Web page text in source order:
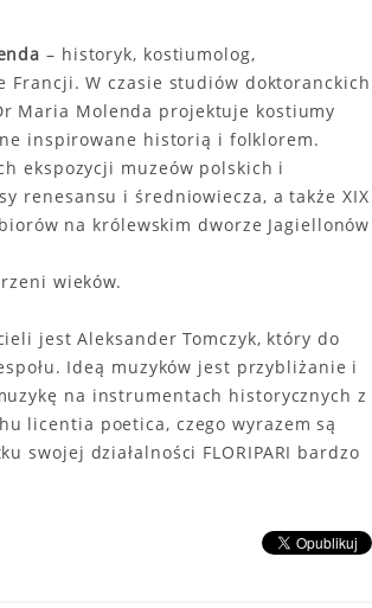
– historyk, kostiumolog,
Francji. W czasie studiów doktoranckich
Maria Molenda projektuje kostiumy
inspirowane historią i folklorem.
ekspozycji muzeów polskich i
renesansu i średniowiecza, a także XIX
na królewskim dworze Jagiellonów
wieków.
jest Aleksander Tomczyk, który do
Ideą muzyków jest przybliżanie i
na instrumentach historycznych z
licentia poetica, czego wyrazem są
działalności FLORIPARI bardzo